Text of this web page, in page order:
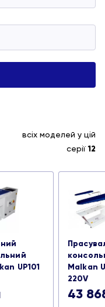
всіх моделей у цій
серії12
UP101
Malkan
220V
43